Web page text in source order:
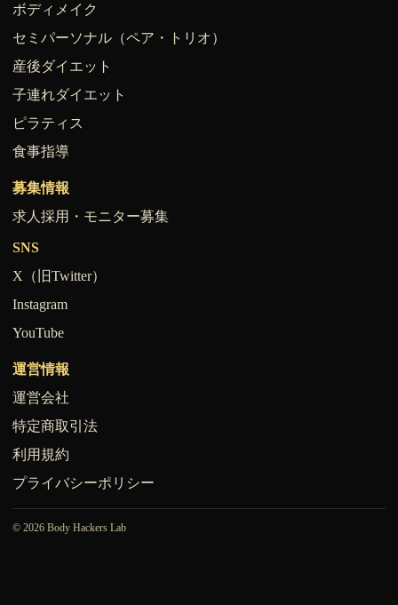
ボディメイク
セミパーソナル（ペア・トリオ）
産後ダイエット
子連れダイエット
ピラティス
食事指導
募集情報
求人採用・モニター募集
SNS
X（旧Twitter）
Instagram
YouTube
運営情報
運営会社
特定商取引法
利用規約
プライバシーポリシー
© 2026 Body Hackers Lab